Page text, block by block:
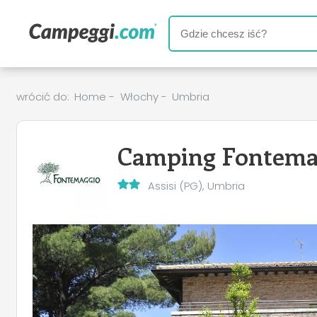
wrócić do: Home - Włochy- Umbria
Camping
Assisi (PG), Umbria